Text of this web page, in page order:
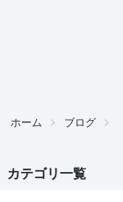
ホーム ブログ
カテゴリ一覧